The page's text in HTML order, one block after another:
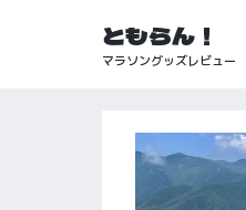
ともらん！
マラソングッズレビュー